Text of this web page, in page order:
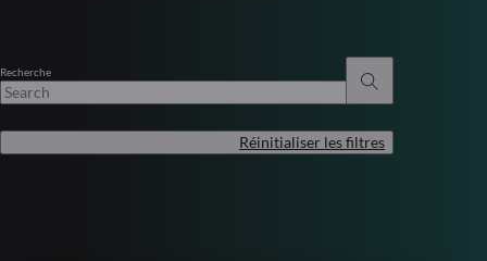
Recherche
Réinitialiser les filtres